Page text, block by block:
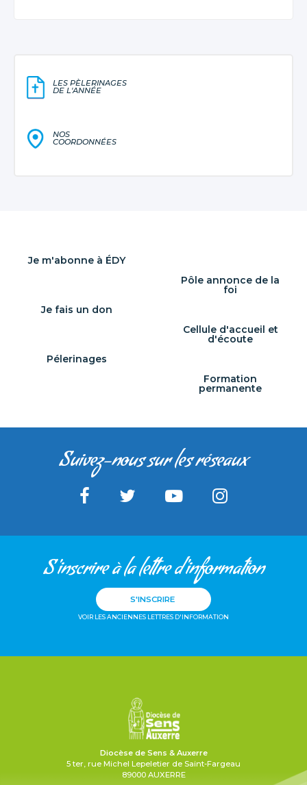
LES PÈLERINAGES
DE L'ANNÉE
NOS
COORDONNÉES
Je m'abonne à ÉDY
Pôle annonce de la
foi
Je fais un don
Cellule d'accueil et
d'écoute
Pélerinages
Formation
permanente
Suivez-nous sur les réseaux
S'inscrire à la lettre d'information
S'INSCRIRE
VOIR LES ANCIENNES LETTRES D'INFORMATION
Diocèse de Sens & Auxerre
5 ter, rue Michel Lepeletier de Saint-Fargeau
89000 AUXERRE